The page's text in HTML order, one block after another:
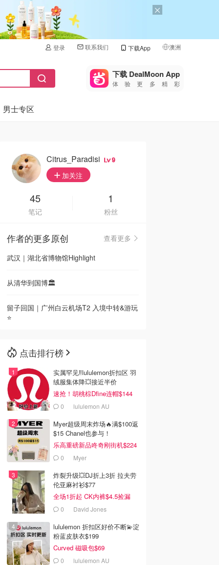
登录 联系我们 下载App 澳洲
🇺🇸
🇨🇳 中国
🇦🇺
🇳🇿新西兰
下载 DealMoon App
体验更多精彩
男士专区
Citrus_Paradisi 9
加关注
45
笔记
1
粉丝
作者的更多原创
查看更多
武汉｜湖北省博物馆Highlight
从清华到国博🏛️
留子回国｜广州白云机场T2 入境中转&游玩
⭐️
点击排行榜
实属罕见‼️lululemon折扣区 羽
绒服集体降💥接近半价
速抢！胡桃棕Dfine连帽$144
0 lululemon AU
Myer超级周末炸场🔥满$100返
$15 Chanel也参与！
乐高重磅新品咚奇刚街机$224
0 Myer
炸裂升级💥DJ折上3折 拉夫劳
伦亚麻衬衫$77
全场1折起 CK内裤$4.5捡漏
0 David Jones
lululemon 折扣区好价不断💫淀
粉蓝皮肤衣$199
Curved 磁吸包$69
0 lululemon AU